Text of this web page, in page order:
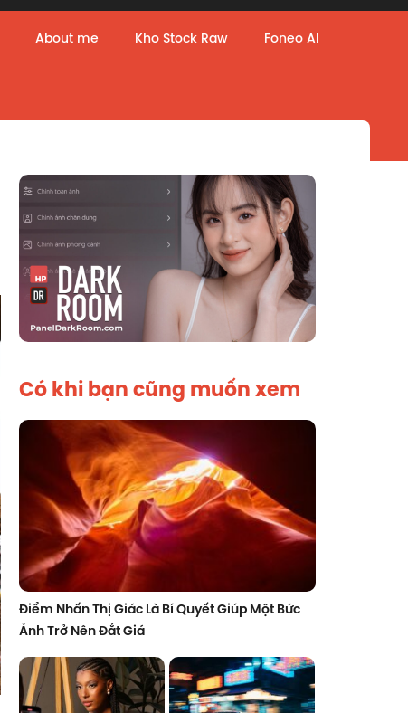
About me Kho Stock Raw Foneo AI
Có khi bạn cũng muốn xem
Điểm Nhấn Thị Giác Là Bí Quyết Giúp Một Bức
Ảnh Trở Nên Đắt Giá